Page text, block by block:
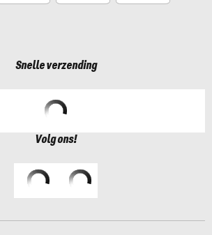
Snelle verzending
Volg ons!